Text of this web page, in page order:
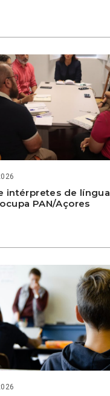
intérpretes de língua
PAN/Açores